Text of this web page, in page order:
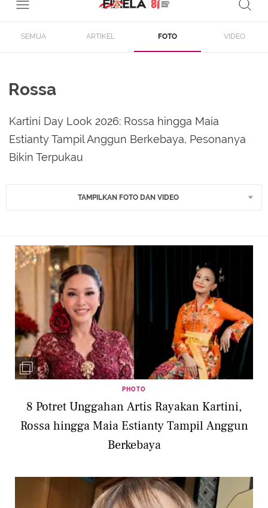
SEMUA ARTIKEL FOTO VIDEO
Rossa
Kartini Day Look 2026: Rossa hingga Maia
Estianty Tampil Anggun Berkebaya, Pesonanya
Bikin Terpukau
TAMPILKAN FOTO DAN VIDEO
PHOTO
8 Potret Unggahan Artis Rayakan Kartini,
Rossa hingga Maia Estianty Tampil Anggun
Berkebaya